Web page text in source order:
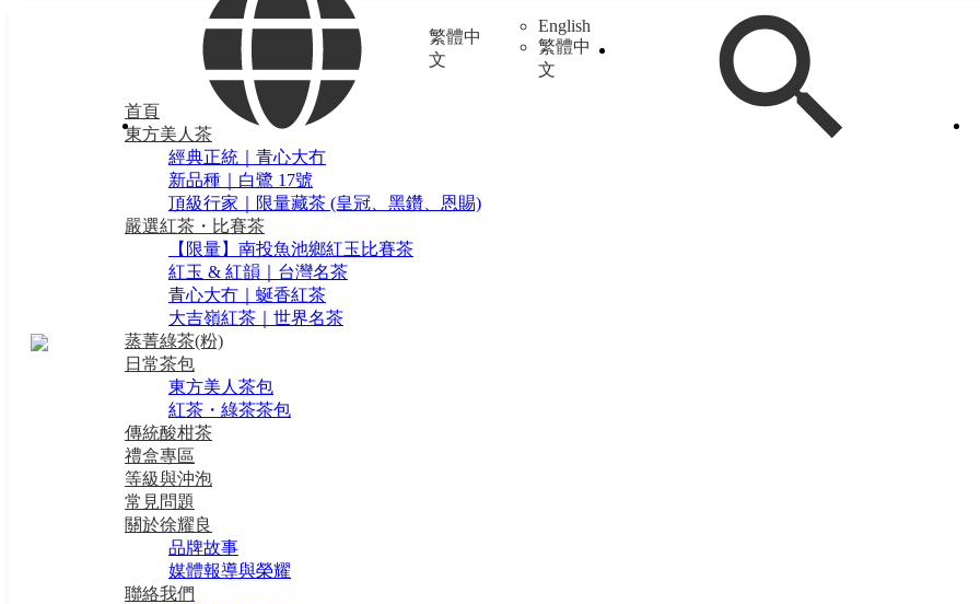
繁體中
文
English
繁體中
文
首頁
東方美人茶
經典正統｜青心大冇
新品種｜白鷺 17號
頂級行家｜限量藏茶 (皇冠、黑鑽、恩賜)
嚴選紅茶・比賽茶
【限量】南投魚池鄉紅玉比賽茶
紅玉 & 紅韻｜台灣名茶
青心大冇｜蜒香紅茶
大吉嶺紅茶｜世界名茶
蒸菁綠茶(粉)
日常茶包
東方美人茶包
紅茶・綠茶茶包
傳統酸柑茶
禮盒專區
等級與沖泡
常見問題
關於徐耀良
品牌故事
媒體報導與榮耀
聯絡我們